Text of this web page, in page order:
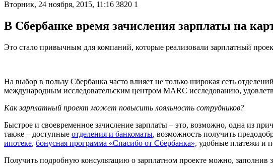
Вторник, 24 ноября, 2015, 11:16 3820 1
В Сбербанке время зачисления зарплаты на
Это стало привычным для компаний, которые реализовали зарплатный
На выбор в пользу Сбербанка часто влияет не только широкая сеть
международным исследовательским центром MARC исследованию,
Как зарплатный проект может повысить лояльность сотрудников?
Быстрое и своевременное зачисление зарплаты – это, возможно, одна из
также – доступные отделения и банкоматы, возможность получить
ипотеке, бонусная программа «Спасибо от Сбербанка», удобные платежи и
Получить подробную консультацию о зарплатном проекте можно, заполнив